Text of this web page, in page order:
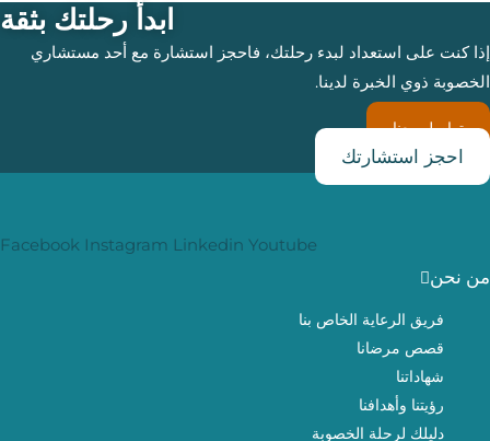
ابدأ رحلتك بثقة
إذا كنت على استعداد لبدء رحلتك، فاحجز استشارة مع أحد مستشاري
الخصوبة ذوي الخبرة لدينا.
تواصل معنا
احجز استشارتك
Facebook Instagram Linkedin Youtube
من نحن
فريق الرعاية الخاص بنا
قصص مرضانا
شهاداتنا
رؤيتنا وأهدافنا
دليلك لرحلة الخصوبة